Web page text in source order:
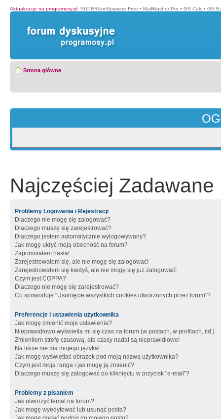
Aktualizacje na programosy.pl: SUPERAntiSpyware Free • MailWasher Pro • GS-Calc • GS-
Strona główna
Najczęściej Zadawane
Problemy Logowania i Rejestracji
Dlaczego nie mogę się zalogować?
Dlaczego muszę się zarejestrować?
Dlaczego jestem automatycznie wylogowywany?
Jak mogę ukryć moją obecność na forum?
Zapomniałem hasła!
Zarejestrowałem się, ale nie mogę się zalogować!
Zarejestrowałem się kiedyś, ale nie mogę się już zalogować!
Czym jest COPPA?
Dlaczego nie mogę się zarejestrować?
Co spowoduje "Usunięcie wszystkich cookies utworzonych przez forum"?
Preferencje i ustawienia użytkownika
Jak mogę zmienić moje ustawienia?
Nieprawidłowo wyświetla mi się czas na forum (w postach, w profilach, itd.)
Zmieniłem strefę czasową, ale czasy nadal są nieprawidłowe!
Na liście nie ma mojego języka!
Jak mogę wyświetlać obrazek pod moją nazwą użytkownika?
Czym jest moja ranga i jak mogę ją zmienić?
Dlaczego muszę się zalogować po kliknięciu w przycisk "e-mail"?
Problemy z pisaniem
Jak utworzyć temat na forum?
Jak mogę wyedytować lub usunąć posta?